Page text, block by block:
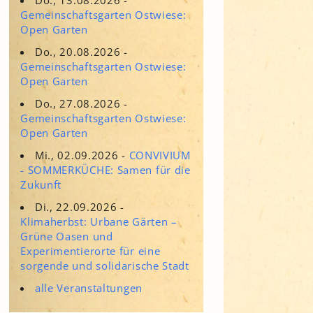
Grün in Sicht
Garten der Sinne
Interkultureller Garten
Blumenau
Kultgarten der WerkBox3
Piazza Zenetti
Südgarten
Tauschgarten Schwabing-
Milbertshofen
Waldschmausgarten
Adressen für Gartenbedarf
Erde & Kompost
Gemeinschaftsgarten Ostwiese:
Open Garten
Do., 20.08.2026 -
Gemeinschaftsgarten Ostwiese:
Open Garten
Do., 27.08.2026 -
Gemeinschaftsgarten Ostwiese:
Open Garten
Mi., 02.09.2026 - CONVIVIUM
- SOMMERKÜCHE: Samen für die
Zukunft
Di., 22.09.2026 -
Klimaherbst: Urbane Gärten –
Grüne Oasen und
Experimentierorte für eine
sorgende und solidarische Stadt
alle Veranstaltungen